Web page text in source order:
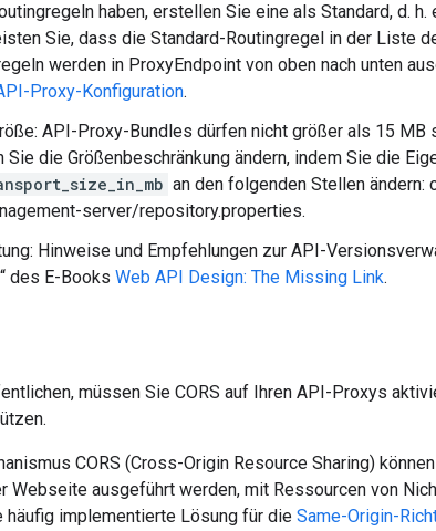
haben, erstellen Sie eine als Standard, d.
Sie, dass die Standard-Routingregel in der Liste
werden in ProxyEndpoint von oben nach unten
Proxy-Konfiguration.
API-Proxy-Bundles dürfen nicht größer als 15 MB
Sie die Größenbeschränkung ändern, indem Sie die
an den folgenden Stellen ändern:
server/repository.properties.
Hinweise und Empfehlungen zur API-
des E-Books Web API Design: The Missing Link.
müssen Sie CORS auf Ihren API-Proxys
CORS (Cross-Origin Resource Sharing)
Webseite ausgeführt werden, mit Ressourcen von
häufig implementierte Lösung für die Same-Origin-